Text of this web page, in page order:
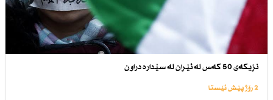
نزیكەی 50 كەس لە ئێران لە سێدارە دراون
2 رۆژ پێش ئێستا